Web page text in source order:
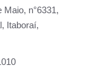
Maio, n°6331,
Itaboraí,